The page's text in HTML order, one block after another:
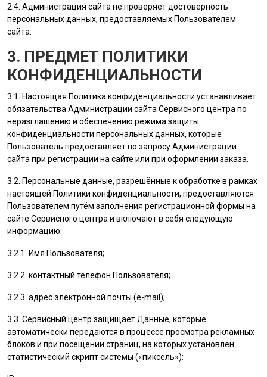
2.4. Администрация сайта не проверяет достоверность
персональных данных, предоставляемых Пользователем
сайта.
3. ПРЕДМЕТ ПОЛИТИКИ
КОНФИДЕНЦИАЛЬНОСТИ
3.1. Настоящая Политика конфиденциальности устанавливает
обязательства Администрации сайта Сервисного центра по
неразглашению и обеспечению режима защиты
конфиденциальности персональных данных, которые
Пользователь предоставляет по запросу Администрации
сайта при регистрации на сайте или при оформлении заказа.
3.2. Персональные данные, разрешённые к обработке в рамках
настоящей Политики конфиденциальности, предоставляются
Пользователем путём заполнения регистрационной формы на
cайте Сервисного центра и включают в себя следующую
информацию:
3.2.1. Имя Пользователя;
3.2.2. контактный телефон Пользователя;
3.2.3. адрес электронной почты (e-mail);
3.3. Сервисный центр защищает Данные, которые
автоматически передаются в процессе просмотра рекламных
блоков и при посещении страниц, на которых установлен
статистический скрипт системы («пиксель»):